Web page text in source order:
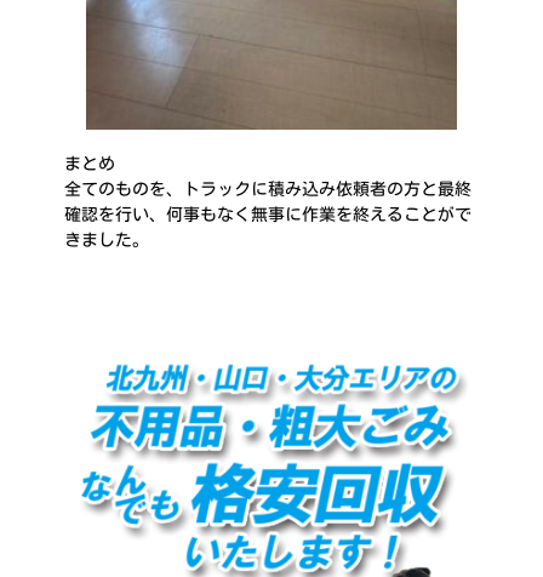
まとめ
全てのものを、トラックに積み込み依頼者の方と最終
確認を行い、何事もなく無事に作業を終えることがで
きました。